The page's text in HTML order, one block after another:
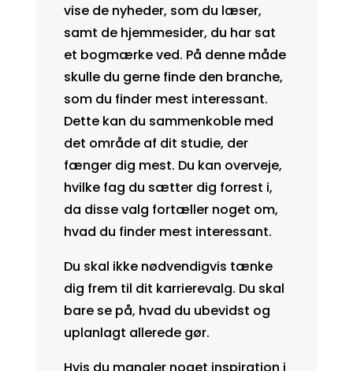
vise de nyheder, som du læser,
samt de hjemmesider, du har sat
et bogmærke ved. På denne måde
skulle du gerne finde den branche,
som du finder mest interessant.
Dette kan du sammenkoble med
det område af dit studie, der
fænger dig mest. Du kan overveje,
hvilke fag du sætter dig forrest i,
da disse valg fortæller noget om,
hvad du finder mest interessant.
Du skal ikke nødvendigvis tænke
dig frem til dit karrierevalg. Du skal
bare se på, hvad du ubevidst og
uplanlagt allerede gør.